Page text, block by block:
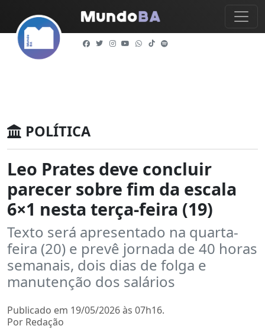
POLÍTICA
Leo Prates deve concluir
parecer sobre fim da escala
6×1 nesta terça-feira (19)
Texto será apresentado na quarta-
feira (20) e prevê jornada de 40 horas
semanais, dois dias de folga e
manutenção dos salários
Publicado em 19/05/2026 às 07h16.
Por Redação